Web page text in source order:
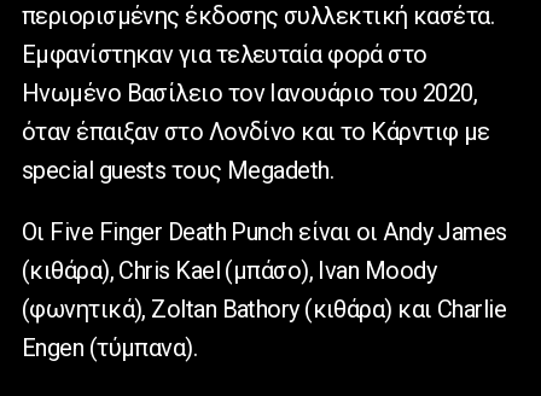
περιορισμένης έκδοσης συλλεκτική κασέτα.
Εμφανίστηκαν για τελευταία φορά στο
Ηνωμένο Βασίλειο τον Ιανουάριο του 2020,
όταν έπαιξαν στο Λονδίνο και το Κάρντιφ με
special guests τους Megadeth.
Οι Five Finger Death Punch είναι οι Andy James
(κιθάρα), Chris Kael (μπάσο), Ivan Moody
(φωνητικά), Zoltan Bathory (κιθάρα) και Charlie
Engen (τύμπανα).